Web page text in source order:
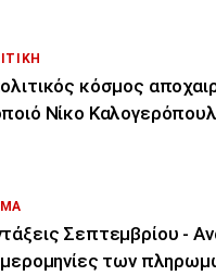
κόσμος
Νίκο
Σεπτεμβρίου -
των